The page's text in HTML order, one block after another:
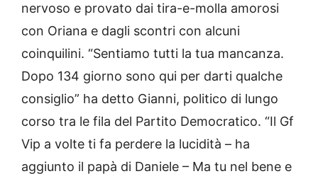
nervoso e provato dai tira-e-molla amorosi
con Oriana e dagli scontri con alcuni
coinquilini. “Sentiamo tutti la tua mancanza.
Dopo 134 giorno sono qui per darti qualche
consiglio” ha detto Gianni, politico di lungo
corso tra le fila del Partito Democratico. “Il Gf
Vip a volte ti fa perdere la lucidità – ha
aggiunto il papà di Daniele – Ma tu nel bene e